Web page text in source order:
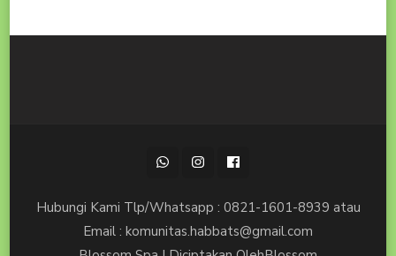
Hubungi Kami Tlp/Whatsapp : 0821-1601-8939 atau
Email : komunitas.habbats@gmail.com